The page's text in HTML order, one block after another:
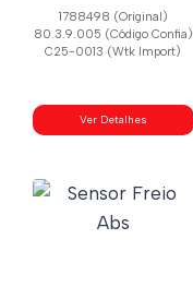
1788498 (Original)
80.3.9.005 (Código Confia)
C25-0013 (Wtk Import)
Ver Detalhes